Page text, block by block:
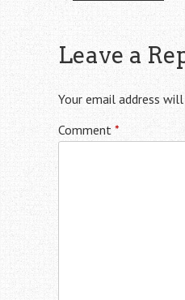
Leave a
Your email address
Comment *